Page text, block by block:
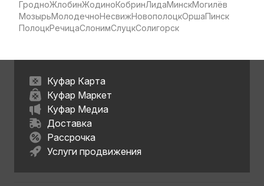
ГродноЖлобинЖодиноКобринЛидаМинскМогилёв
МозырьМолодечноНесвижНовополоцкОршаПинск
ПолоцкРечицаСлонимСлуцкСолигорск
Куфар Карта
Куфар Маркет
Куфар Медиа
Доставка
Рассрочка
Услуги продвижения